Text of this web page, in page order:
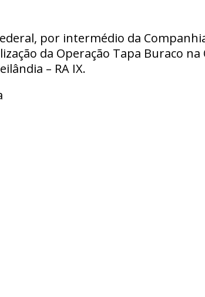
por intermédio da
da Operação Tapa Buraco na
– RA IX.